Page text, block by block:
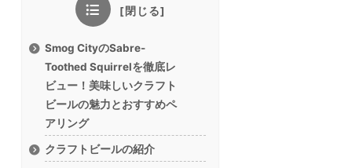
Smog CityのSabre-
Toothed Squirrelを徹底レ
ビュー！美味しいクラフト
ビールの魅力とおすすめペ
アリング
クラフトビールの紹介